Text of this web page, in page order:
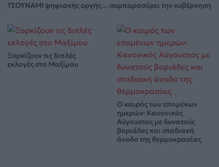
ΤΣΟΥΝΑΜΙ ψηφιακής οργής… συμπαρασύρει την κυβέρνηση
Ξορκίζουν τις διπλές
εκλογές στο Μαξίμου
Ο καιρός των επομένων
ημερών: Κανονικός
Αύγουστος με δυνατούς
βοριάδες και σταδιακή
άνοδο της θερμοκρασίας